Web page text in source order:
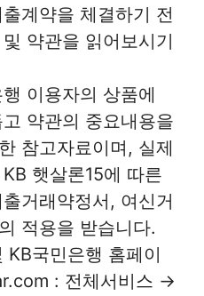
계약을 체결하기 전
약관을 읽어보시기
이용자의 상품에
약관의 중요내용을
참고자료이며, 실제
햇살론15에 따른
거래약정서, 여신거
적용을 받습니다.
국민은행 홈페이
: 전체서비스 →